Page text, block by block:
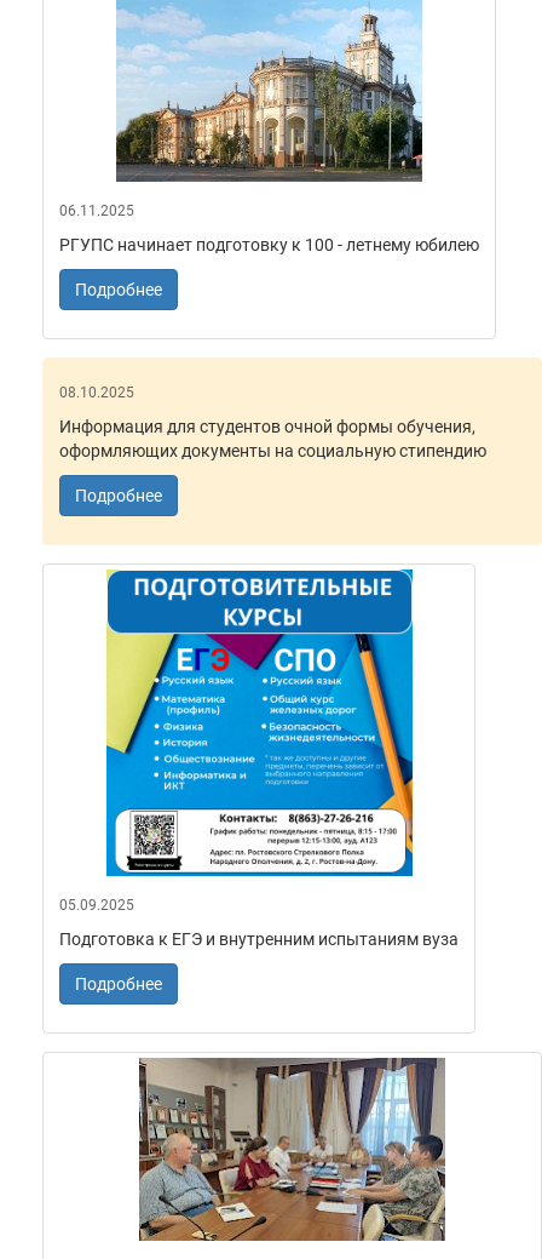
06.11.2025
РГУПС начинает подготовку к 100 - летнему юбилею
Подробнее
08.10.2025
Информация для студентов очной формы обучения,
оформляющих документы на социальную стипендию
Подробнее
05.09.2025
Подготовка к ЕГЭ и внутренним испытаниям вуза
Подробнее